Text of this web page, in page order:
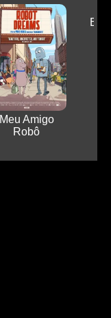
Meu Amigo
Robô